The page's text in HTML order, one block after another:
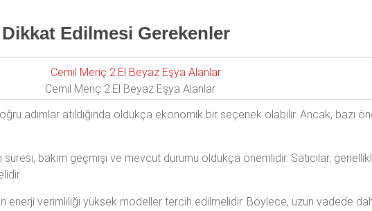
Edilmesi Gerekenler
Cemil Meriç 2.El Beyaz Eşya Alanlar
adımlar atıldığında oldukça ekonomik bir seçenek olabilir. Ancak, bazı
süresi, bakım geçmişi ve mevcut durumu oldukça önemlidir. Satıcılar,
enerji verimliliği yüksek modeller tercih edilmelidir. Böylece, uzun vadede